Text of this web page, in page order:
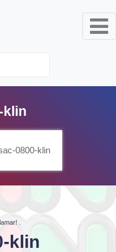
klin
0800-klin
klin